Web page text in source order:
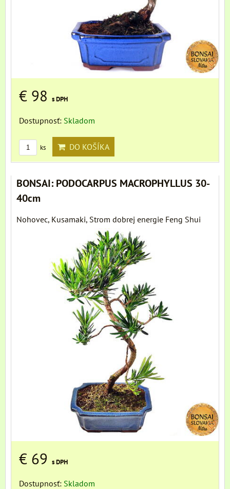
€ 98 s DPH
Dostupnosť: Skladom
ks DO KOŠÍKA
BONSAI: PODOCARPUS MACROPHYLLUS 30-
40cm
Nohovec, Kusamaki, Strom dobrej energie Feng Shui
€ 69 s DPH
Dostupnosť: Skladom